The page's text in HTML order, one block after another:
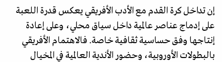
إن تداخل كرة القدم مع الأدب الأفريقي يعكس قدرة اللعبة
على إدماج عناصر عالمية داخل سياق محلي، وعلى إعادة
إنتاجها وفق حساسية ثقافية خاصة. فالاهتمام الأفريقي
بالبطولات الأوروبية، وحضور الأندية العالمية في المخيال